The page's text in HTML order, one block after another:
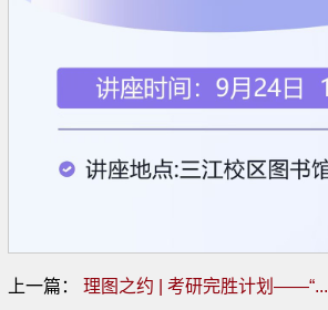
上一篇： 理图之约 | 考研完胜计划——“...